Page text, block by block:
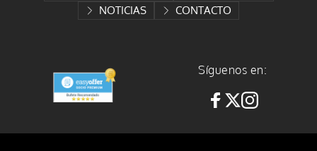
NOTICIAS
CONTACTO
Síguenos en: